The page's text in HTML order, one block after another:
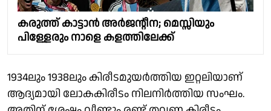
കരുത്ത് കാട്ടാൻ അർജൻ്റീന; മെസ്സിയും
പിള്ളേരും നാളെ കളത്തിലേക്ക്
1934ലും 1938ലും കിരീടമുയർത്തിയ ഇറ്റലിയാണ്
ആദ്യമായി ലോകകിരീടം നിലനിർത്തിയ സംഘം.